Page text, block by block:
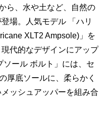
ら、水や土など、自然の
場。人気モデル 「ハリ
XLT2 Ampsole)」を
代的なデザインにアップ
ール ボルト」には、セ
厚底ソールに、柔らかく
ッシュアッパーを組み合